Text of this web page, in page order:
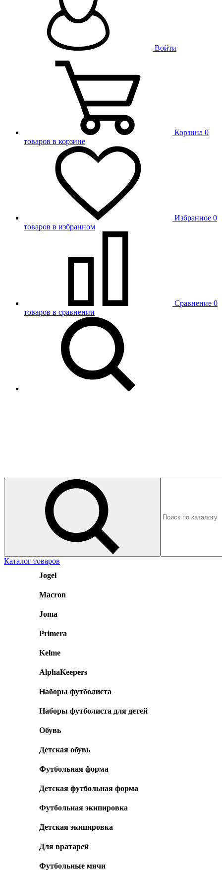
Войти
Корзина 0
товаров в корзине
Избранное 0
товаров в избранном
Сравнение 0
товаров в сравнении
Каталог товаров
Jogel
Macron
Joma
Primera
Kelme
AlphaKeepers
Наборы футболиста
Наборы футболиста для детей
Обувь
Детская обувь
Футбольная форма
Детская футбольная форма
Футбольная экипировка
Детская экипировка
Для вратарей
Футбольные мячи